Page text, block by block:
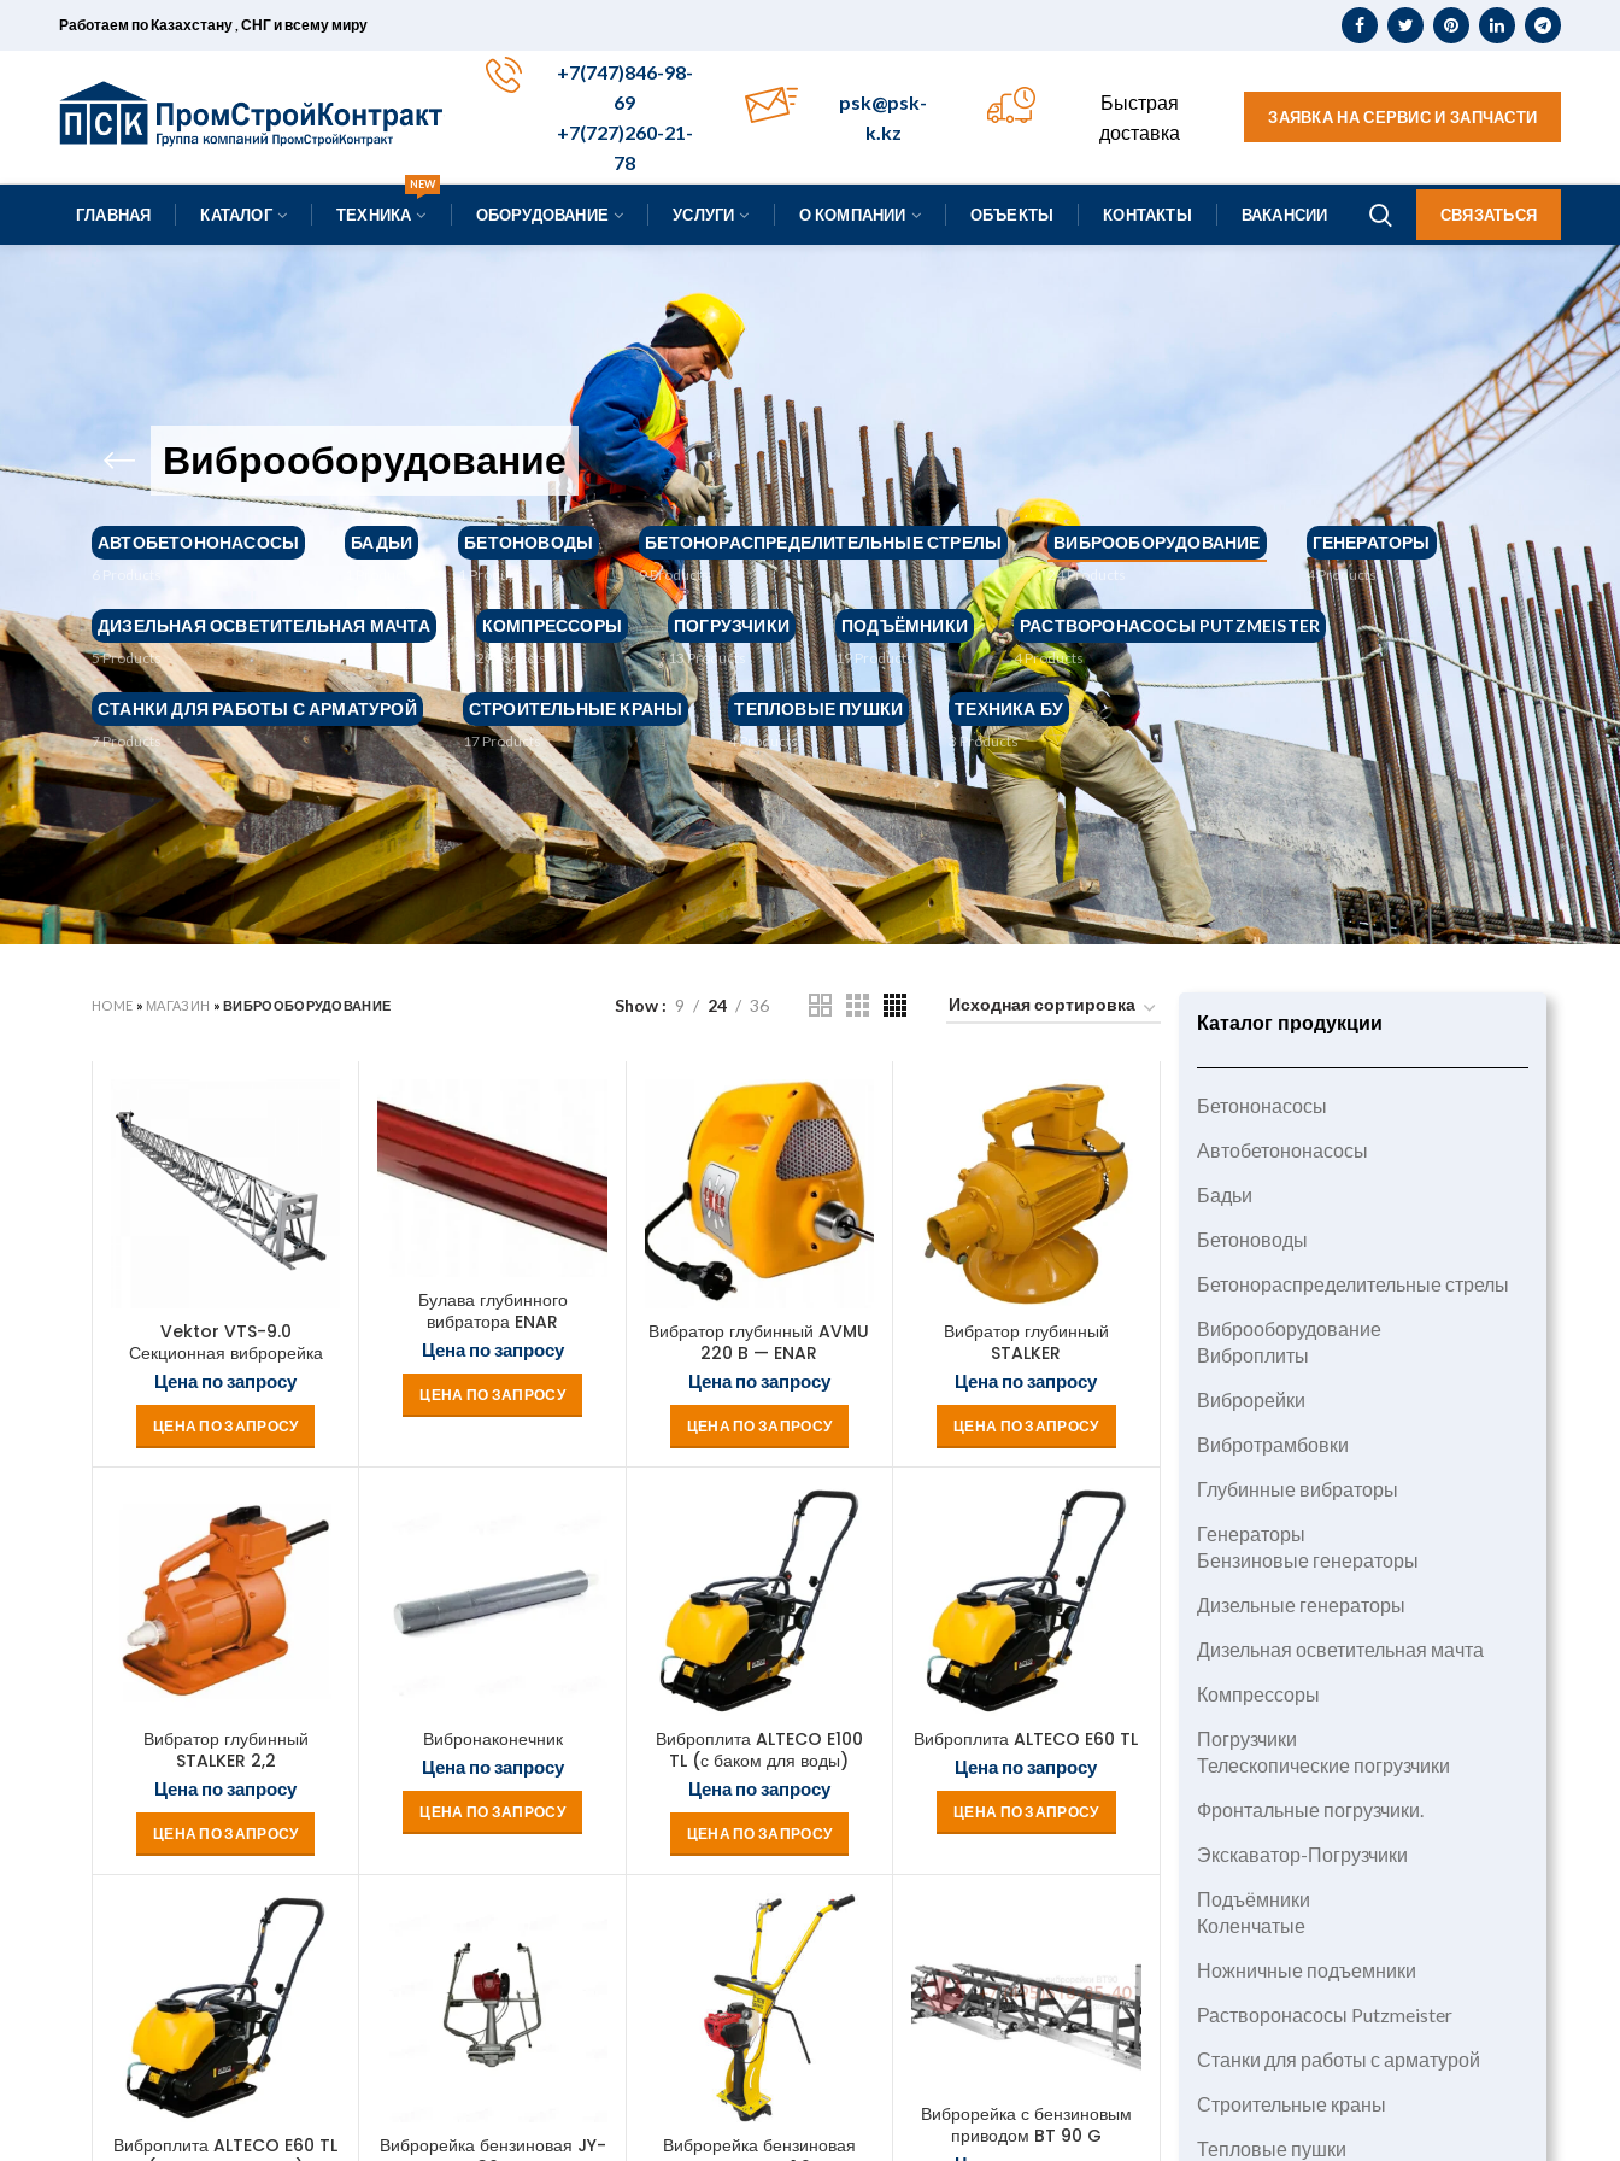
Работаем по Казахстану , СНГ и всему миру
+7(747)846-98-
69
+7(727)260-21-
78
psk@psk-
k.kz
Быстрая
доставка
ЗАЯВКА НА СЕРВИС И ЗАПЧАСТИ
ГЛАВНАЯ КАТАЛОГ ТЕХНИКА
NEW
ОБОРУДОВАНИЕ УСЛУГИ О КОМПАНИИ ОБЪЕКТЫ КОНТАКТЫ ВАКАНСИИ СВЯЗАТЬСЯ
Виброоборудование
АВТОБЕТОНОНАСОСЫ БАДЬИ БЕТОНОВОДЫ
1 Product
БЕТОНОРАСПРЕДЕЛИТЕЛЬНЫЕ СТРЕЛЫ
9Products
ВИБРООБОРУДОВАНИЕ
24Products
ГЕНЕРАТОРЫ
4Products
ДИЗЕЛЬНАЯ ОСВЕТИТЕЛЬНАЯ МАЧТА
5Products
КОМПРЕССОРЫ
2Products
ПОГРУЗЧИКИ
13Products
ПОДЪЁМНИКИ
19 Products
РАСТВОРОНАСОСЫ PUTZMEISTER
4Products
СТАНКИ ДЛЯ РАБОТЫ С АРМАТУРОЙ
7Products
СТРОИТЕЛЬНЫЕ КРАНЫ
17Products
ТЕПЛОВЫЕ ПУШКИ
4Products
ТЕХНИКА БУ
3Products
HOME » МАГАЗИН »ВИБРООБОРУДОВАНИЕ Show 9 24 36
Vektor VTS-9.0
Секционная виброрейка
Цена по запросу
ЦЕНА ПО ЗАПРОСУ
Булава глубинного
вибратора ENAR
Цена по запросу
ЦЕНА ПО ЗАПРОСУ
Вибратор глубинный AVMU
220 B — ENAR
Цена по запросу
ЦЕНА ПО ЗАПРОСУ
Вибратор глубинный
STALKER
Цена по запросу
ЦЕНА ПО ЗАПРОСУ
Вибратор глубинный
STALKER 2,2
Цена по запросу
ЦЕНА ПО ЗАПРОСУ
Вибронаконечник
Цена по запросу
ЦЕНА ПО ЗАПРОСУ
Виброплита ALTECO E100
TL (с баком для воды)
Цена по запросу
ЦЕНА ПО ЗАПРОСУ
Виброплита ALTECO E60 TL
Цена по запросу
ЦЕНА ПО ЗАПРОСУ
Виброплита ALTECO E60 TL
Виброрейка бензиновая JY-
Виброрейка бензиновая
Виброрейка с бензиновым
приводом BT 90 G
Каталог продукции
Бетононасосы
Автобетононасосы
Бадьи
Бетоноводы
Бетонораспределительные стрелы
Виброоборудование
Виброплиты
Виброрейки
Вибротрамбовки
Глубинные вибраторы
Генераторы
Бензиновые генераторы
Дизельные генераторы
Дизельная осветительная мачта
Компрессоры
Погрузчики
Телескопические погрузчики
Фронтальные погрузчики.
Экскаватор-Погрузчики
Подъёмники
Коленчатые
Ножничные подъемники
Растворонасосы Putzmeister
Станки для работы с арматурой
Строительные краны
Тепловые пушки